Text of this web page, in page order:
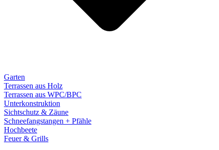
Garten
Terrassen aus Holz
Terrassen aus WPC/BPC
Unterkonstruktion
Sichtschutz & Zäune
Schneefangstangen + Pfähle
Hochbeete
Feuer & Grills